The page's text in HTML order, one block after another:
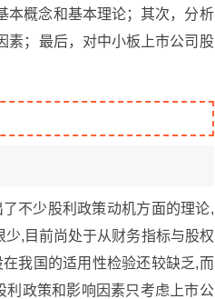
本概念和基本理论；其次，分析
素；最后，对中小板上市公司股
不少股利政策动机方面的理论,
,目前尚处于从财务指标与股权
我国的适用性检验还较缺乏,而
利政策和影响因素只考虑上市公